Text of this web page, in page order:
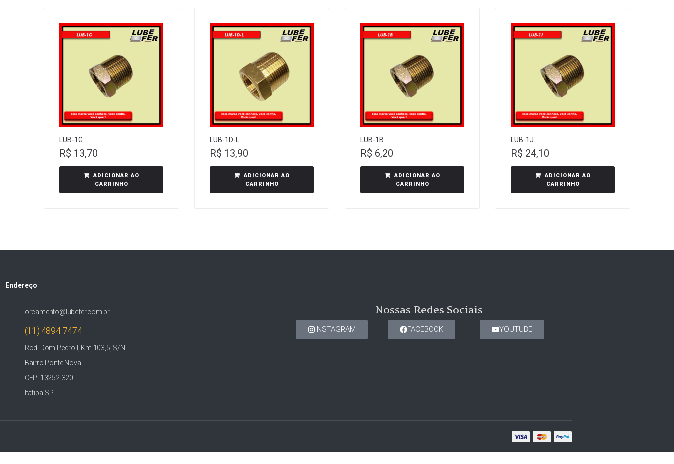
LUB-1G
R$ 13,70
ADICIONAR AO
CARRINHO
LUB-1D-L
R$ 13,90
ADICIONAR AO
CARRINHO
LUB-1B
R$ 6,20
ADICIONAR AO
CARRINHO
LUB-1J
R$ 24,10
ADICIONAR AO
CARRINHO
Endereço
orcamento@lubefer.com.br
(11) 4894-7474
Rod. Dom Pedro I, Km 103,5, S/N
Bairro Ponte Nova
CEP: 13252-320
Itatiba-SP
Nossas Redes Sociais
INSTAGRAM FACEBOOK YOUTUBE